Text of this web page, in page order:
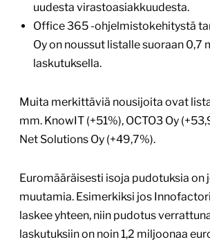
uudesta virastoasiakkuudesta.
Office 365 -ohjelmistokehitystä
Oy on noussut listalle suoraan 0,7
laskutuksella.
Muita merkittäviä nousijoita ovat
mm. KnowIT (+51%), OCTO3 Oy
Net Solutions Oy (+49,7%).
Euromääräisesti isoja pudotuksia on
muutamia. Esimerkiksi jos
laskee yhteen, niin pudotus
laskutuksiin on noin 1,2 miljoonaa